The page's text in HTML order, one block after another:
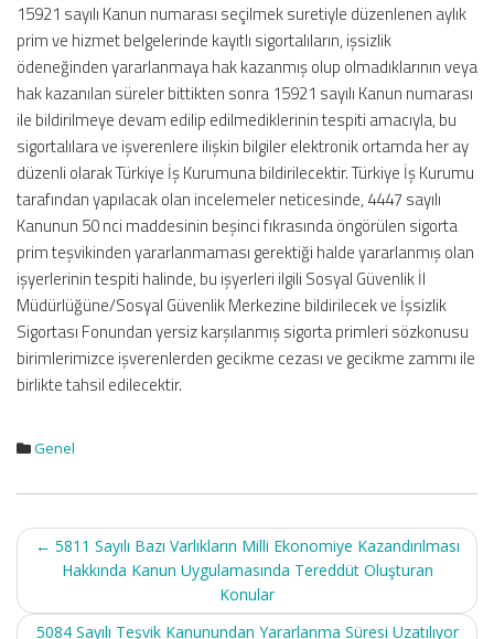
15921 sayılı Kanun numarası seçilmek suretiyle düzenlenen aylık
prim ve hizmet belgelerinde kayıtlı sigortalıların, işsizlik
ödeneğinden yararlanmaya hak kazanmış olup olmadıklarının veya
hak kazanılan süreler bittikten sonra 15921 sayılı Kanun numarası
ile bildirilmeye devam edilip edilmediklerinin tespiti amacıyla, bu
sigortalılara ve işverenlere ilişkin bilgiler elektronik ortamda her ay
düzenli olarak Türkiye İş Kurumuna bildirilecektir. Türkiye İş Kurumu
tarafından yapılacak olan incelemeler neticesinde, 4447 sayılı
Kanunun 50 nci maddesinin beşinci fıkrasında öngörülen sigorta
prim teşvikinden yararlanmaması gerektiği halde yararlanmış olan
işyerlerinin tespiti halinde, bu işyerleri ilgili Sosyal Güvenlik İl
Müdürlüğüne/Sosyal Güvenlik Merkezine bildirilecek ve İşsizlik
Sigortası Fonundan yersiz karşılanmış sigorta primleri sözkonusu
birimlerimizce işverenlerden gecikme cezası ve gecikme zammı ile
birlikte tahsil edilecektir.
Genel
Post
navigation
← 5811 Sayılı Bazı Varlıkların Milli Ekonomiye Kazandırılması
Hakkında Kanun Uygulamasında Tereddüt Oluşturan
Konular
5084 Sayılı Teşvik Kanunundan Yararlanma Süresi Uzatılıyor